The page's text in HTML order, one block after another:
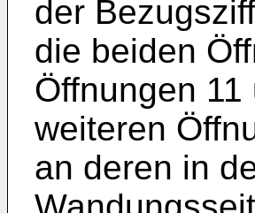
der
die beiden
Öffnungen
weiteren
an deren in